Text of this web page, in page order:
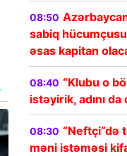
08:50
sabiq
əsas kapitan
08:40 “Klubu o
istəyirik, adını
08:30 “Neftçi”də
məni istəməsi